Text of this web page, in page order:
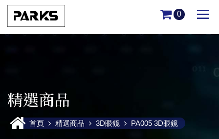
0
精選商品
首頁 精選商品 3D眼鏡 PA005 3D眼鏡